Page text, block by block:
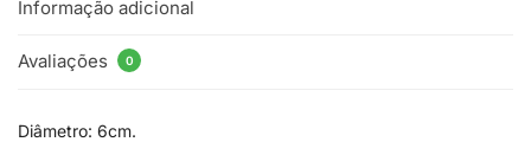
Informação adicional
Avaliações 0
Diâmetro: 6cm.